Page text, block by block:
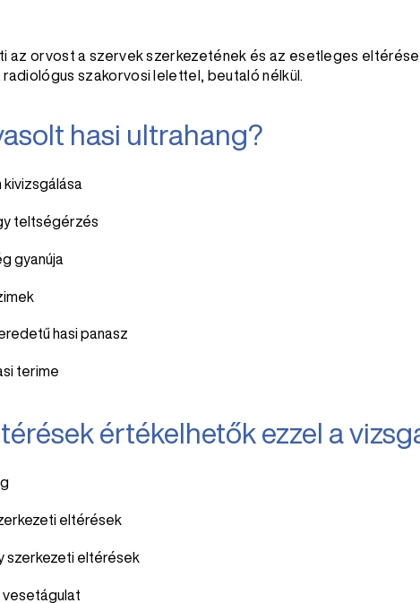
az orvost a szervek szerkezetének és az esetleges
, radiológus szakorvosi lelettel, beutaló nélkül.
hasi ultrahang?
kivizsgálása
teltségérzés
gyanúja
hasi panasz
terime
értékelhetők ezzel a
eltérések
szerkezeti eltérések
vesetágulat